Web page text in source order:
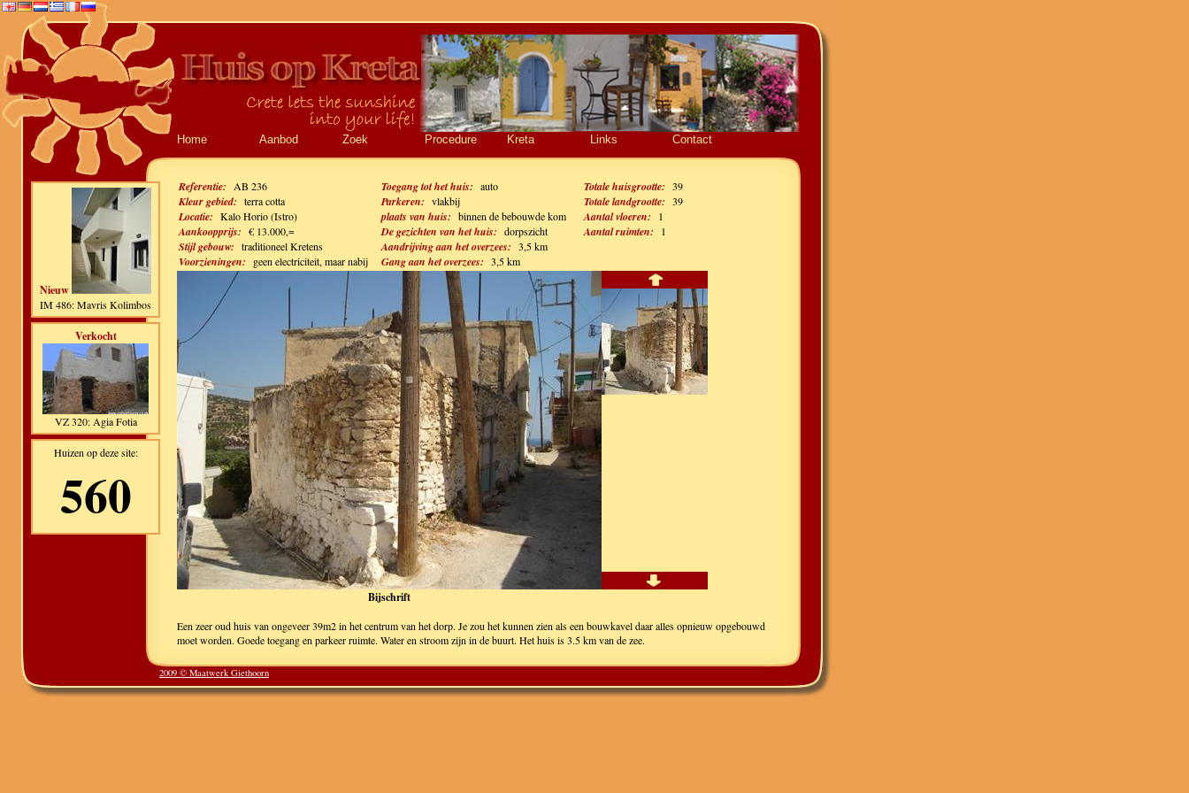
Home Aanbod Zoek Procedure Kreta Links Contact
Nieuw
IM 486: Mavris Kolimbos
Verkocht
VZ 320: Agia Fotia
Huizen op deze site:
560
Referentie: AB 236
Kleur gebied: terra cotta
Locatie: Kalo Horio (Istro)
Aankoopprijs: € 13.000,=
Stijl gebouw: traditioneel Kretens
Voorzieningen: geen electriciteit, maar nabij
Toegang tot het huis: auto
Parkeren: vlakbij
plaats van huis: binnen de bebouwde kom
De gezichten van het huis: dorpszicht
Aandrijving aan het overzees: 3,5 km
Gang aan het overzees: 3,5 km
Totale huisgrootte: 39
Totale landgrootte: 39
Aantal vloeren: 1
Aantal ruimten: 1
Bijschrift
Een zeer oud huis van ongeveer 39m2 in het centrum van het dorp. Je zou het kunnen zien als een bouwkavel daar alles opnieuw opgebouwd
moet worden. Goede toegang en parkeer ruimte. Water en stroom zijn in de buurt. Het huis is 3.5 km van de zee.
2009 © Maatwerk Giethoorn